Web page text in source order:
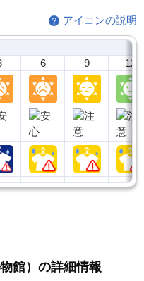
アイコンの説明
6 9 12
館）の詳細情報